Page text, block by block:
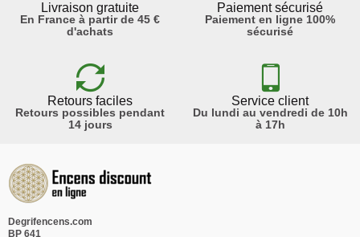
Livraison gratuite
En France à partir de 45 €
d'achats
Paiement sécurisé
Paiement en ligne 100%
sécurisé
Retours faciles
Retours possibles pendant
14 jours
Service client
Du lundi au vendredi de 10h
à 17h
Degrifencens.com
BP 641